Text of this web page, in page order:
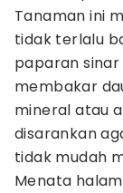
Tanaman ini
tidak terlalu
paparan
membakar
mineral atau
disarankan
tidak mudah
Menata